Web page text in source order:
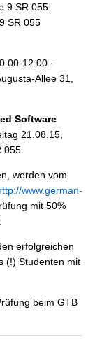
9 SR 055
SR 055
12:00 -
Allee 31,
Software
21.08.15,
055
werden vom
www.german-
mit 50%
erfolgreichen
(!) Studenten mit
beim GTB